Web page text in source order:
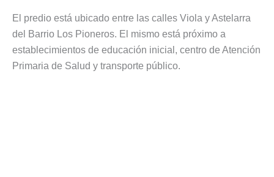
El predio está ubicado entre las calles Viola y Astelarra
del Barrio Los Pioneros. El mismo está próximo a
establecimientos de educación inicial, centro de Atención
Primaria de Salud y transporte público.